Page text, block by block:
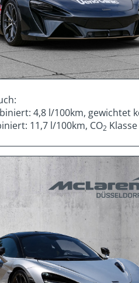
4,8 l/100km, gewichtet
11,7 l/100km, CO2